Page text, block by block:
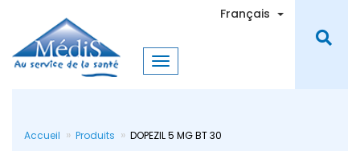
contenu
principal
Français Toggle
Accueil Produits DOPEZIL 5 MG BT 30